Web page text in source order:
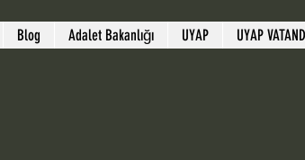
Blog Adalet Bakanlığı UYAP UYAP